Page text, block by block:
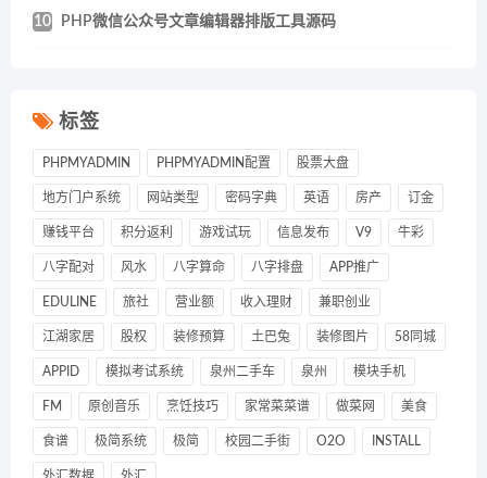
10 PHP微信公众号文章编辑器排版工具源码
标签
PHPMYADMIN PHPMYADMIN配置 股票大盘
地方门户系统 网站类型 密码字典 英语 房产 订金
赚钱平台 积分返利 游戏试玩 信息发布 V9 牛彩
八字配对 风水 八字算命 八字排盘 APP推广
EDULINE 旅社 营业额 收入理财 兼职创业
江湖家居 股权 装修预算 土巴兔 装修图片 58同城
APPID 模拟考试系统 泉州二手车 泉州 模块手机
FM 原创音乐 烹饪技巧 家常菜菜谱 做菜网 美食
食谱 极简系统 极简 校园二手街 O2O INSTALL